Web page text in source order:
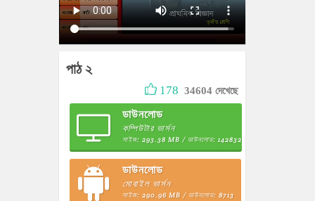
পাঠ ২
178 34604 দেখেছে
ডাউনলোড
কম্পিউটার ভার্সন
সাইজ: 293.38 MB / ডাউনলোড: 142832
ডাউনলোড
মোবাইল ভার্সন
সাইজ: 290.96 MB / ডাউনলোড: 8713